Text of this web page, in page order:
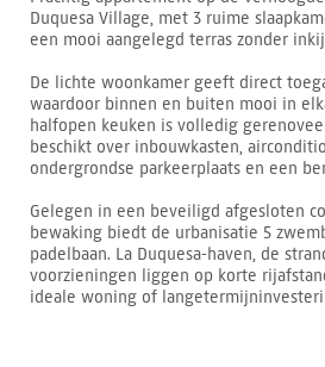
Duquesa Village, met 3 ruime
een mooi aangelegd terras zonder
De lichte woonkamer geeft direct
waardoor binnen en buiten mooi in
halfopen keuken is volledig
beschikt over inbouwkasten,
ondergrondse parkeerplaats en een
Gelegen in een beveiligd afgesloten
bewaking biedt de urbanisatie 5
padelbaan. La Duquesa-haven, de
voorzieningen liggen op korte
ideale woning of